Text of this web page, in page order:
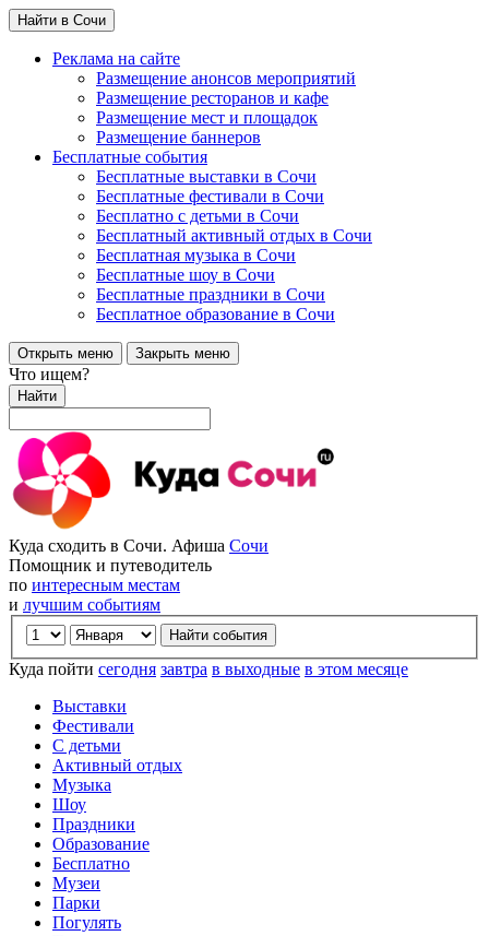
Найти в Сочи
Реклама на сайте
Размещение анонсов мероприятий
Размещение ресторанов и кафе
Размещение мест и площадок
Размещение баннеров
Бесплатные события
Бесплатные выставки в Сочи
Бесплатные фестивали в Сочи
Бесплатно с детьми в Сочи
Бесплатный активный отдых в Сочи
Бесплатная музыка в Сочи
Бесплатные шоу в Сочи
Бесплатные праздники в Сочи
Бесплатное образование в Сочи
Открыть меню Закрыть меню
Что ищем?
Найти
Куда сходить в Сочи. Афиша Сочи
Помощник и путеводитель
по интересным местам
и лучшим событиям
Куда пойти сегодня завтра в выходные в этом месяце
Выставки
Фестивали
С детьми
Активный отдых
Музыка
Шоу
Праздники
Образование
Бесплатно
Музеи
Парки
Погулять